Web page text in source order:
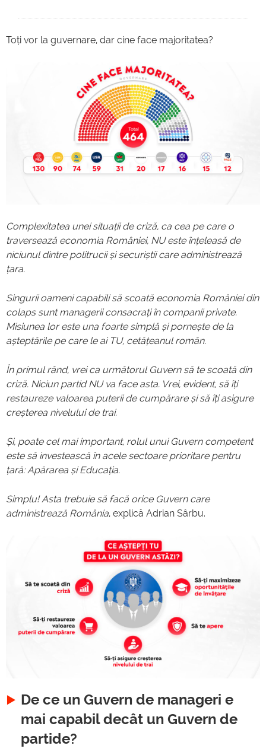
Toți vor la guvernare, dar cine face majoritatea?
Complexitatea unei situații de criză, ca cea pe care o
traversează economia României, NU este înțeleasă de
niciunul dintre politrucii și securiștii care administrează
țara.
Singurii oameni capabili să scoată economia României din
colaps sunt managerii consacrați în companii private.
Misiunea lor este una foarte simplă și pornește de la
așteptările pe care le ai TU, cetățeanul român.
În primul rând, vrei ca următorul Guvern să te scoată din
criză. Niciun partid NU va face asta. Vrei, evident, să îți
restaureze valoarea puterii de cumpărare și să îți asigure
creșterea nivelului de trai.
Și, poate cel mai important, rolul unui Guvern competent
este să investească în acele sectoare prioritare pentru
țară: Apărarea și Educația.
Simplu! Asta trebuie să facă orice Guvern care
administrează România, explică Adrian Sârbu.
De ce un Guvern de manageri e
mai capabil decât un Guvern de
partide?